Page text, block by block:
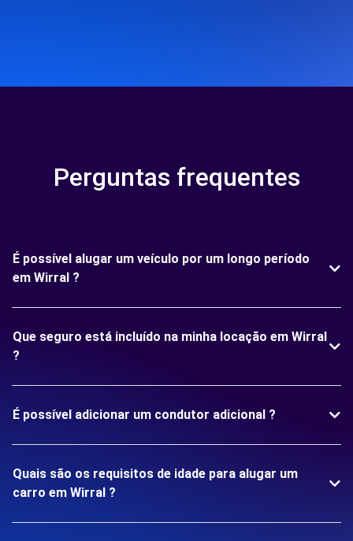
Perguntas frequentes
É possível alugar um veículo por um longo período
em Wirral ?
Que seguro está incluído na minha locação em Wirral
?
É possível adicionar um condutor adicional ?
Quais são os requisitos de idade para alugar um
carro em Wirral ?